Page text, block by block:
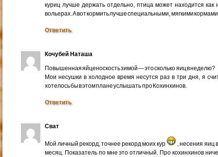
куриц лучше держать отдельно, птица может находится
вольерах. А вот кормить лучше специальными, мягкими
Ответить
Кочубей Наташа
Повышенная яйценоскость зимой — это сколько яиц в неделю?
Мои несушки в холодное время несутся раз в три дня, я
хотелось бы в этом плане услышать про Кохинхинов.
Ответить
Сват
Мой личный рекорд, точнее рекорд моих кур
, несения яиц
месяц. Показатель по мне это отличный. Про кохинхинов